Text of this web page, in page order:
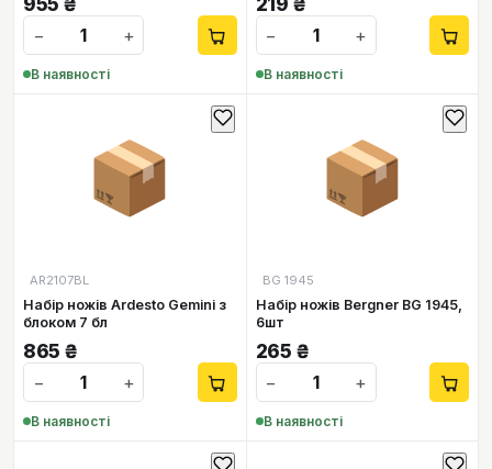
955 ₴
−
+
В наявності
219 ₴
−
+
В наявності
📦
AR2107BL
Набір ножів Ardesto Gemini з
блоком 7 бл
865 ₴
−
+
В наявності
📦
BG 1945
Набір ножів Bergner BG 1945,
6шт
265 ₴
−
+
В наявності